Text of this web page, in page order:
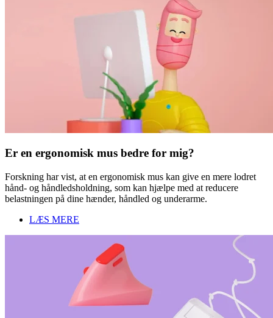
Er en ergonomisk mus bedre for mig?
Forskning har vist, at en ergonomisk mus kan give en mere lodret
hånd- og håndledsholdning, som kan hjælpe med at reducere
belastningen på dine hænder, håndled og underarme.
LÆS MERE